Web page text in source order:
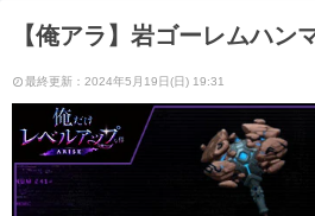
【俺アラ】岩ゴーレムハン
最終更新：2024年5月19日(日) 19:31